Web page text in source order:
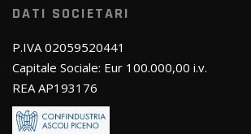
DATI SOCIETARI
P.IVA 02059520441
Capitale Sociale: Eur 100.000,00 i.v.
REA AP193176